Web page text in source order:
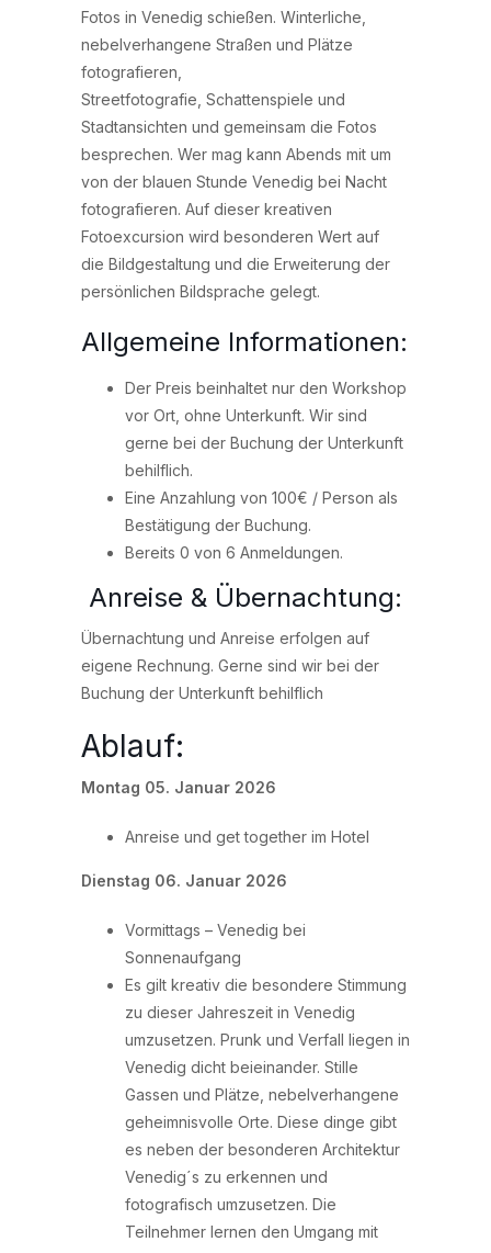
Fotos in Venedig schießen. Winterliche,
nebelverhangene Straßen und Plätze
fotografieren,
Streetfotografie, Schattenspiele und
Stadtansichten und gemeinsam die Fotos
besprechen. Wer mag kann Abends mit um
von der blauen Stunde Venedig bei Nacht
fotografieren. Auf dieser kreativen
Fotoexcursion wird besonderen Wert auf
die Bildgestaltung und die Erweiterung der
persönlichen Bildsprache gelegt.
Allgemeine Informationen:
Der Preis beinhaltet nur den Workshop
vor Ort, ohne Unterkunft. Wir sind
gerne bei der Buchung der Unterkunft
behilflich.
Eine Anzahlung von 100€ / Person als
Bestätigung der Buchung.
Bereits 0 von 6 Anmeldungen.
Anreise & Übernachtung:
Übernachtung und Anreise erfolgen auf
eigene Rechnung. Gerne sind wir bei der
Buchung der Unterkunft behilflich
Ablauf:
Montag 05. Januar 2026
Anreise und get together im Hotel
Dienstag 06. Januar 2026
Vormittags – Venedig bei
Sonnenaufgang
Es gilt kreativ die besondere Stimmung
zu dieser Jahreszeit in Venedig
umzusetzen. Prunk und Verfall liegen in
Venedig dicht beieinander. Stille
Gassen und Plätze, nebelverhangene
geheimnisvolle Orte. Diese dinge gibt
es neben der besonderen Architektur
Venedig´s zu erkennen und
fotografisch umzusetzen. Die
Teilnehmer lernen den Umgang mit